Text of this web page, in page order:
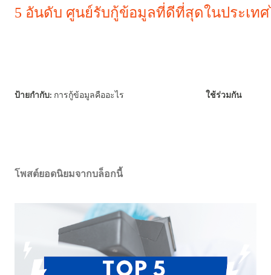
5 อันดับ ศูนย์รับกู้ข้อมูลที่ดีที่สุดในประเทศ
ป้ายกำกับ: การกู้ข้อมูลคืออะไร ใช้ร่วมกัน
โพสต์ยอดนิยมจากบล็อกนี้